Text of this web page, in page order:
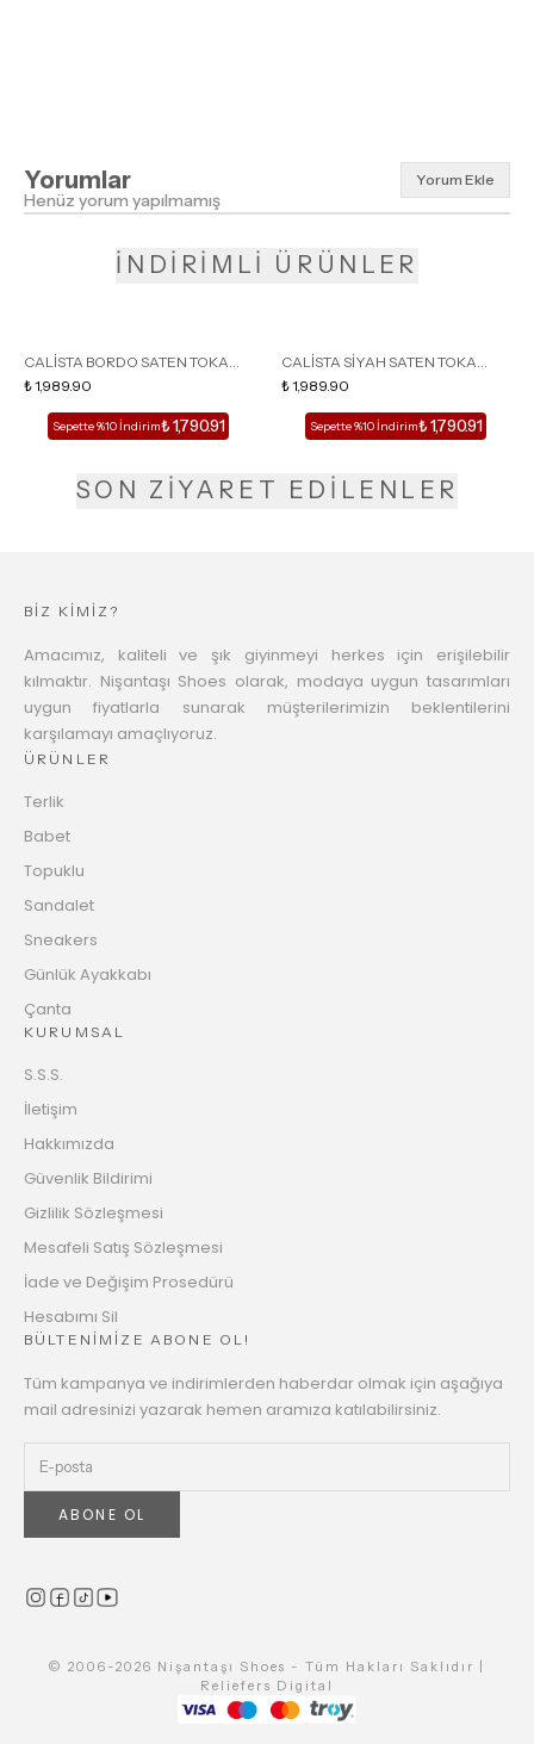
Yorumlar Yorum Ekle
Henüz yorum yapılmamış
İNDİRİMLİ ÜRÜNLER
CALİSTA BORDO SATEN TOKA
DETAY SİVRİ BURUN KADIN
TOPUKLU TERLİK
₺ 1,989.90
Sepette %10 İndirim₺ 1,790.91
CALİSTA SİYAH SATEN TOKA
DETAY SİVRİ BURUN KADIN
TOPUKLU TERLİK
₺ 1,989.90
Sepette %10 İndirim₺ 1,790.91
SON ZİYARET EDİLENLER
BİZ KİMİZ?
Amacımız, kaliteli ve şık giyinmeyi herkes için erişilebilir
kılmaktır. Nişantaşı Shoes olarak, modaya uygun tasarımları
uygun fiyatlarla sunarak müşterilerimizin beklentilerini
karşılamayı amaçlıyoruz.
ÜRÜNLER
Terlik
Babet
Topuklu
Sandalet
Sneakers
Günlük Ayakkabı
Çanta
KURUMSAL
S.S.S.
İletişim
Hakkımızda
Güvenlik Bildirimi
Gizlilik Sözleşmesi
Mesafeli Satış Sözleşmesi
İade ve Değişim Prosedürü
Hesabımı Sil
BÜLTENİMİZE ABONE OL!
Tüm kampanya ve indirimlerden haberdar olmak için aşağıya
mail adresinizi yazarak hemen aramıza katılabilirsiniz.
ABONE OL
© 2006-2026 Nişantaşı Shoes - Tüm Hakları Saklıdır |
Reliefers Digital